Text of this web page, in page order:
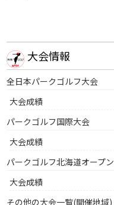
大会情報
全日本パークゴルフ大会
大会成績
パークゴルフ国際大会
大会成績
パークゴルフ北海道オープン
大会成績
その他の大会一覧(開催地域)